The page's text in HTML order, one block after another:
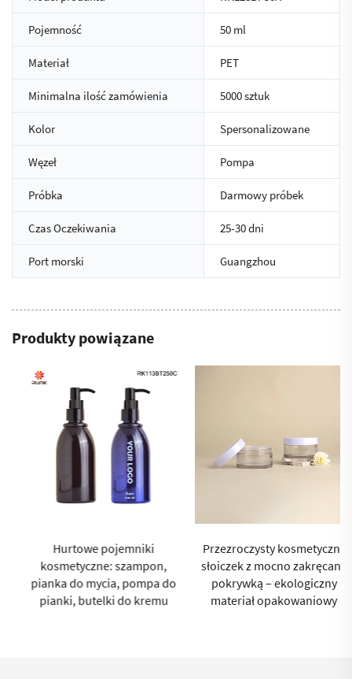
Pojemność 50 ml
Materiał PET
Minimalna ilość zamówienia 5000 sztuk
Kolor Spersonalizowane
Węzeł Pompa
Próbka Darmowy próbek
Czas Oczekiwania 25-30 dni
Port morski Guangzhou
Produkty powiązane
Hurtowe pojemniki
kosmetyczne: szampon,
pianka do mycia, pompa do
pianki, butelki do kremu
Przezroczysty kosmetyczny
słoiczek z mocno zakręcaną
pokrywką – ekologiczny
materiał opakowaniowy